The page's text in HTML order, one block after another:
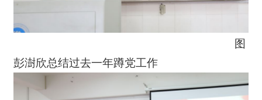
图
彭澍欣总结过去一年蹲党工作